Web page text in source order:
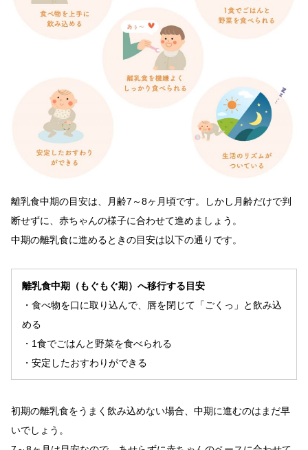
離乳食中期の目安は、月齢7～8ヶ月頃です。しかし月齢だけで判
断せずに、赤ちゃんの様子に合わせて進めましょう。
中期の離乳食に進めるときの目安は以下の通りです。
離乳食中期（もぐもぐ期）へ移行する目安
・食べ物を口に取り込んで、唇を閉じて「ごくっ」と飲み込
める
・1食でごはんと野菜を食べられる
・安定したおすわりができる
初期の離乳食をうまく飲み込めない場合、中期に進むのはまだ早
いでしょう。